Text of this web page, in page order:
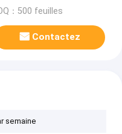
de 0.25mm à
：500 feuilles
Contactez
semaine